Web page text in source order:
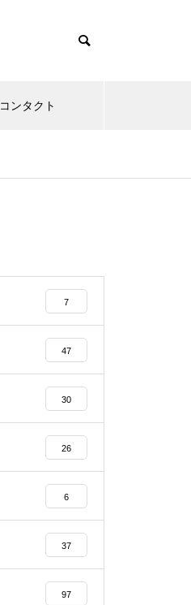
コンタクト
7
47
30
26
6
37
97